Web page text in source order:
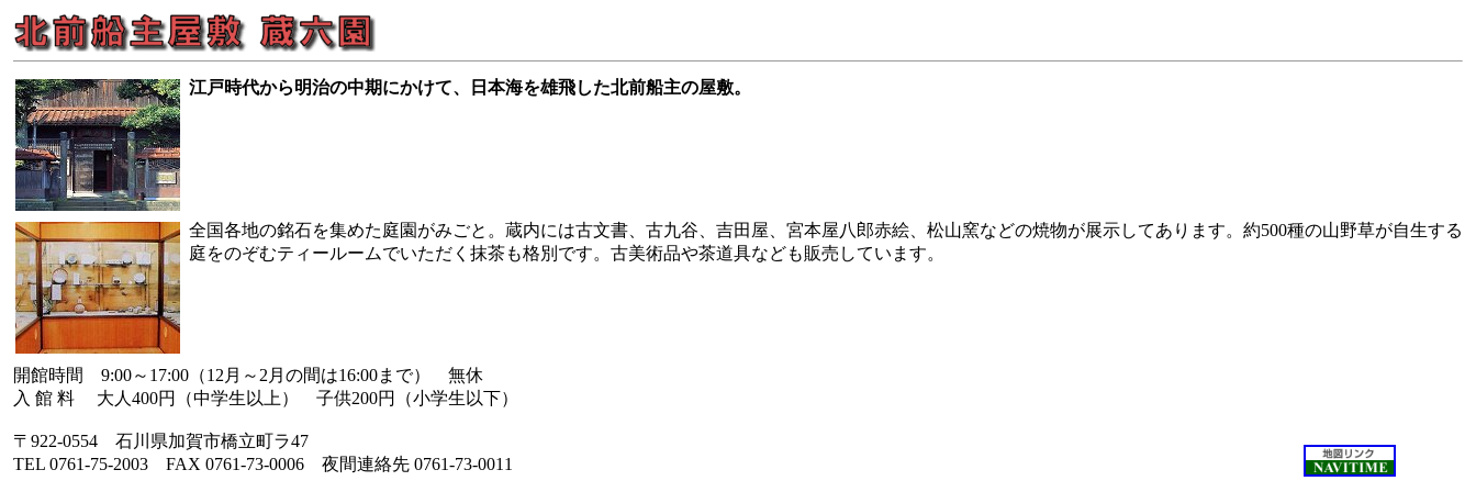
江戸時代から明治の中期にかけて、日本海を雄飛した北前船主の屋敷。
全国各地の銘石を集めた庭園がみごと。蔵内には古文書、古九谷、吉田屋、宮本屋八郎赤絵、松山窯などの焼物が展示してあります。約500種の山野草が自生する
庭をのぞむティールームでいただく抹茶も格別です。古美術品や茶道具なども販売しています。
開館時間 9:00～17:00（12月～2月の間は16:00まで） 無休
入 館 料 大人400円（中学生以上） 子供200円（小学生以下）
〒922-0554 石川県加賀市橋立町ラ47
TEL 0761-75-2003 FAX 0761-73-0006 夜間連絡先 0761-73-0011